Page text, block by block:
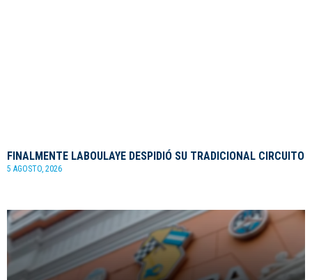
FINALMENTE LABOULAYE DESPIDIÓ SU TRADICIONAL CIRCUITO
5 AGOSTO, 2026